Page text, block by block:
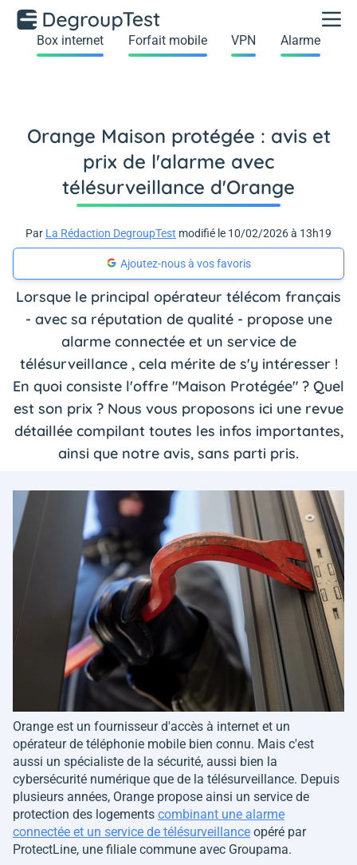
Box internet Forfait mobile VPN Alarme
Orange Maison protégée : avis et
prix de l'alarme avec
télésurveillance d'Orange
Par La Rédaction DegroupTest modifié le 10/02/2026 à 13h19
Ajoutez-nous à vos favoris
Lorsque le principal opérateur télécom français
- avec sa réputation de qualité - propose une
alarme connectée et un service de
télésurveillance , cela mérite de s'y intéresser !
En quoi consiste l'offre "Maison Protégée" ? Quel
est son prix ? Nous vous proposons ici une revue
détaillée compilant toutes les infos importantes,
ainsi que notre avis, sans parti pris.
Orange est un fournisseur d'accès à internet et un
opérateur de téléphonie mobile bien connu. Mais c'est
aussi un spécialiste de la sécurité, aussi bien la
cybersécurité numérique que de la télésurveillance. Depuis
plusieurs années, Orange propose ainsi un service de
protection des logements combinant une alarme
connectée et un service de télésurveillance opéré par
ProtectLine, une filiale commune avec Groupama.